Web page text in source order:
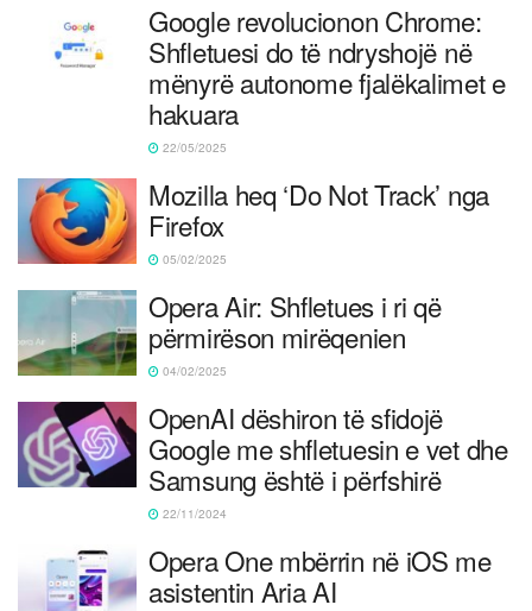
Google revolucionon Chrome:
Shfletuesi do të ndryshojë në
mënyrë autonome fjalëkalimet e
hakuara
22/05/2025
Mozilla heq ‘Do Not Track’ nga
Firefox
05/02/2025
Opera Air: Shfletues i ri që
përmirëson mirëqenien
04/02/2025
OpenAI dëshiron të sfidojë
Google me shfletuesin e vet dhe
Samsung është i përfshirë
22/11/2024
Opera One mbërrin në iOS me
asistentin Aria AI